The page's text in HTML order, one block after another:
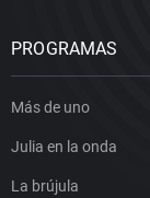
PROGRAMAS
Más de uno
Julia en la onda
La brújula